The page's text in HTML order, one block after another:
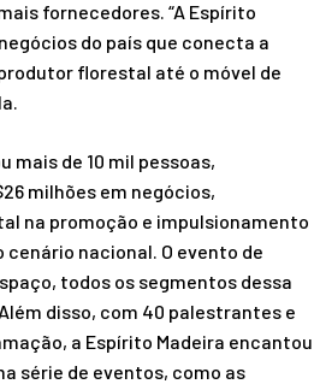
fornecedores. “A Espírito
do país que conecta a
florestal até o móvel de
mais de 10 mil pessoas,
milhões em negócios,
na promoção e impulsionamento
nacional. O evento de
todos os segmentos dessa
disso, com 40 palestrantes e
a Espírito Madeira encantou
série de eventos, como as